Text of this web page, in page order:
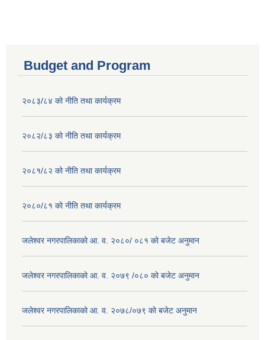
Budget and Program
२०८३/८४ को नीति तथा कार्यक्रम
२०८२/८३ को नीति तथा कार्यक्रम
२०८१/८२ को नीति तथा कार्यक्रम
२०८०/८१ को नीति तथा कार्यक्रम
जलेश्वर नगरपालिकाको आ. व. २०८०/ ०८१ को बजेट अनुमान
जलेश्वर नगरपालिकाको आ. व. २०७९ /०८० को बजेट अनुमान
जलेश्वर नगरपालिकाको आ. व. २०७८/०७९ को बजेट अनुमान